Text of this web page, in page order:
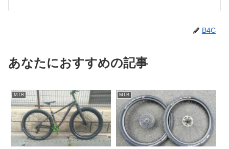
B4C
あなたにおすすめの記事
MTB MTB